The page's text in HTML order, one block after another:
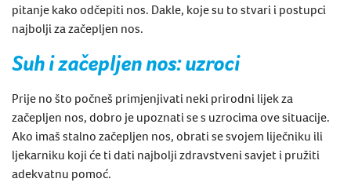
pitanje kako odčepiti nos. Dakle, koje su to stvari i postupci
najbolji za začepljen nos.
Suh i začepljen nos: uzroci
Prije no što počneš primjenjivati neki prirodni lijek za
začepljen nos, dobro je upoznati se s uzrocima ove situacije.
Ako imaš stalno začepljen nos, obrati se svojem liječniku ili
ljekarniku koji će ti dati najbolji zdravstveni savjet i pružiti
adekvatnu pomoć.